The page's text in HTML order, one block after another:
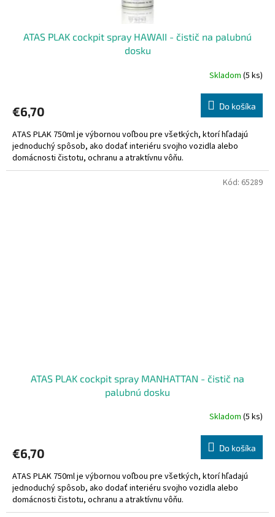
ATAS PLAK cockpit spray HAWAII - čistič na palubnú
dosku
Skladom (5 ks)
€6,70 Do košíka
ATAS PLAK 750ml je výbornou voľbou pre všetkých, ktorí hľadajú
jednoduchý spôsob, ako dodať interiéru svojho vozidla alebo
domácnosti čistotu, ochranu a atraktívnu vôňu.
ATAS PLAK cockpit spray MANHATTAN - čistič na
palubnú dosku
Skladom (5 ks)
€6,70 Do košíka
ATAS PLAK 750ml je výbornou voľbou pre všetkých, ktorí hľadajú
jednoduchý spôsob, ako dodať interiéru svojho vozidla alebo
domácnosti čistotu, ochranu a atraktívnu vôňu.
Kód: 65289